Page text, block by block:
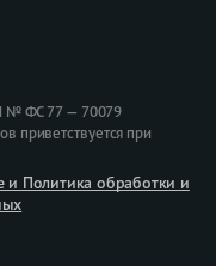
№ ФС 77 — 70079
приветствуется при
и Политика обработки и